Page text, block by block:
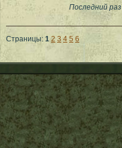
Последний
Страницы: 1 2 3 4 5 6